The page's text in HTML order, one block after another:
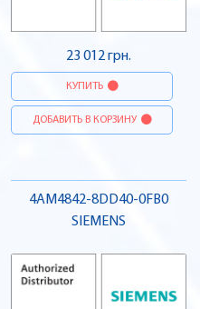
23 012 грн.
КУПИТЬ
ДОБАВИТЬ В КОРЗИНУ
4AM4842-8DD40-0FB0
SIEMENS